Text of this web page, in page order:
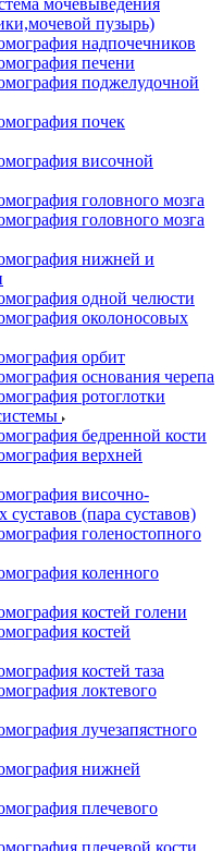
мочевыведения
пузырь)
надпочечников
печени
поджелудочной
почек
височной
головного мозга
головного мозга
нижней и
одной челюсти
околоносовых
орбит
основания черепа
ротоглотки
бедренной кости
верхней
височно-
(пара суставов)
голеностопного
коленного
костей голени
костей
костей таза
локтевого
лучезапястного
нижней
плечевого
плечевой кости